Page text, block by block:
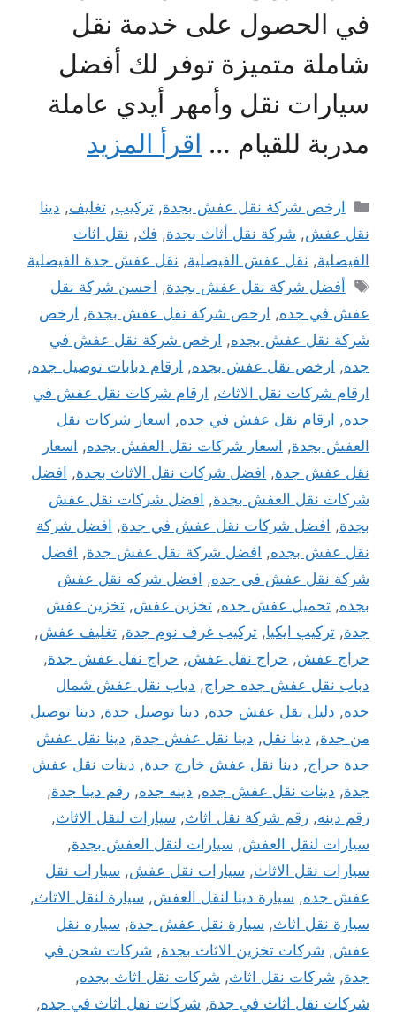
في الحصول على خدمة نقل
شاملة متميزة توفر لك أفضل
سيارات نقل وأمهر أيدي عاملة
مدربة للقيام … اقرأ المزيد
التصنيفات
ارخص شركة نقل عفش بجدة,تركيب,تغليف, دينا
نقل عفش, شركة نقل أثاث بجدة, فك, نقل اثاث
الفيصلية, نقل عفش الفيصلية, نقل عفش جدة الفيصلية
الوسوم
أفضل شركة نقل عفش بجدة, احسن شركة نقل
عفش في جده, ارخص شركة نقل عفش بجدة, ارخص
شركة نقل عفش بجده, ارخص شركة نقل عفش في
جدة, ارخص نقل عفش بجده, ارقام دبابات توصيل جده,
ارقام شركات نقل الاثاث, ارقام شركات نقل عفش في
جده, ارقام نقل عفش في جده, اسعار شركات نقل
العفش بجدة, اسعار شركات نقل العفش بجده, اسعار
نقل عفش جدة, افضل شركات نقل الاثاث بجدة, افضل
شركات نقل العفش بجدة, افضل شركات نقل عفش
بجدة, افضل شركات نقل عفش في جدة, افضل شركة
نقل عفش بجده, افضل شركة نقل عفش جدة, افضل
شركة نقل عفش في جده, افضل شركه نقل عفش
بجده, تحميل عفش جده, تخزين عفش, تخزين عفش
جدة, تركيب ايكيا, تركيب غرف نوم جدة, تغليف عفش,
حراج عفش, حراج نقل عفش, حراج نقل عفش جدة,
دباب نقل عفش جده حراج, دباب نقل عفش شمال
جده, دليل نقل عفش جدة, دينا توصيل جدة, دينا توصيل
من جدة, دينا نقل, دينا نقل عفش جدة, دينا نقل عفش
جدة حراج, دينا نقل عفش خارج جدة, دينات نقل عفش
جدة, دينات نقل عفش جده, دينه جده, رقم دينا جدة,
رقم دينه, رقم شركة نقل اثاث, سيارات لنقل الاثاث,
سيارات لنقل العفش, سيارات لنقل العفش بجدة,
سيارات نقل الاثاث, سيارات نقل عفش, سيارات نقل
عفش جده, سيارة دينا لنقل العفش, سيارة لنقل الاثاث,
سيارة نقل اثاث, سيارة نقل عفش جدة, سياره نقل
عفش, شركات تخزين الاثاث بجدة, شركات شحن في
جدة, شركات نقل اثاث, شركات نقل اثاث بجده,
شركات نقل اثاث في جدة, شركات نقل اثاث في جده,